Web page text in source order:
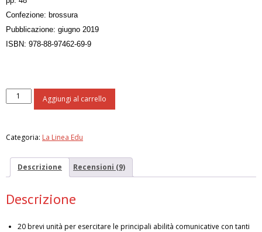
Confezione: brossura
Pubblicazione: giugno 2019
ISBN: 978-88-97462-69-9
L'Italiano
Smart
Aggiungi al carrello
Categoria: La Linea Edu
Descrizione Recensioni (9)
Descrizione
20 brevi unità per esercitare le principali abilità comunicative con tanti